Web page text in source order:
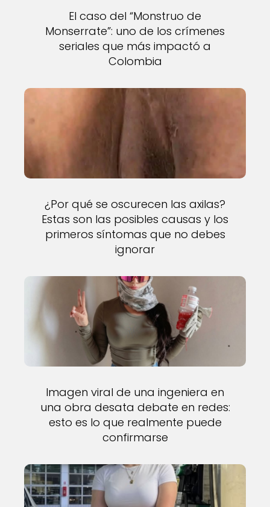
El caso del “Monstruo de
Monserrate”: uno de los crímenes
seriales que más impactó a
Colombia
¿Por qué se oscurecen las axilas?
Estas son las posibles causas y los
primeros síntomas que no debes
ignorar
Imagen viral de una ingeniera en
una obra desata debate en redes:
esto es lo que realmente puede
confirmarse